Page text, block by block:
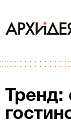
Тренд: